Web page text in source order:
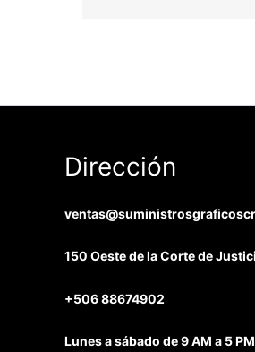
Dirección
150 Oeste de la Corte de
+506 88674902
Lunes a sábado de 9 AM a 5 PM